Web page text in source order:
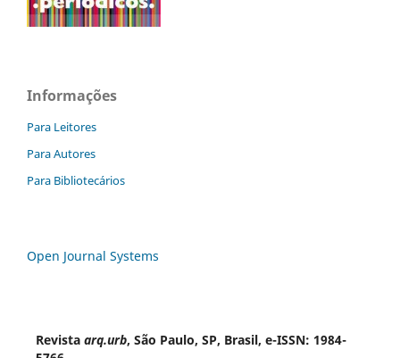
Informações
Para Leitores
Para Autores
Para Bibliotecários
Open Journal Systems
Revista arq.urb, São Paulo, SP, Brasil, e-ISSN: 1984-